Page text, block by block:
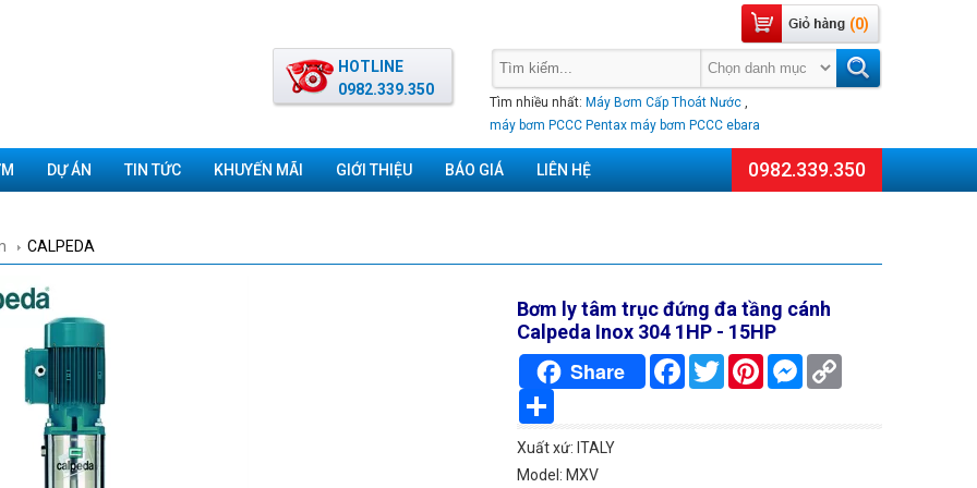
(0)
Tìm nhiều nhất: Máy Bơm Cấp Thoát Nước ,
máy bơm PCCC Pentax máy bơm PCCC ebara
HOTLINE
0982.339.350
DỰ ÁN TIN TỨC KHUYẾN MÃI GIỚI THIỆU BÁO GIÁ LIÊN HỆ 0982.339.350
CALPEDA
Bơm ly tâm trục đứng đa tầng cánh
Calpeda Inox 304 1HP - 15HP
Share FacebookTwitterPinterestMessenger
Xuất xứ: ITALY
Model: MXV